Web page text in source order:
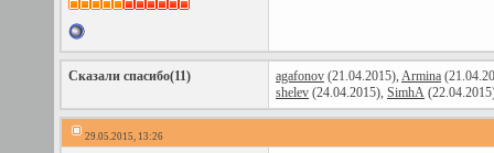
Сказали спасибо(11) agafonov (21.04.2015), Armina
shelev (24.04.2015), SimhA
29.05.2015, 13:26